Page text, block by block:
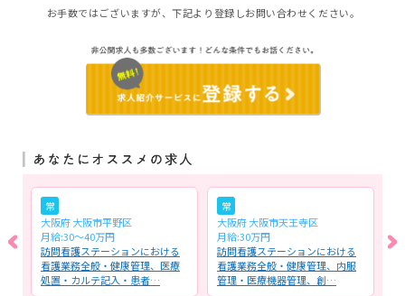
お手数ではございますが、下記より登録しお問い合わせください。
常
大阪府 大阪市平野区
月給:30～40万円
訪問看護ステーションにおける
看護業務全般・健康管理、医療
処置・カルテ記入・患者…
常
大阪府 大阪市天王寺区
月給:30万円
訪問看護ステーションにおける
看護業務全般・健康管理、内服
管理・医療機器管理、創…